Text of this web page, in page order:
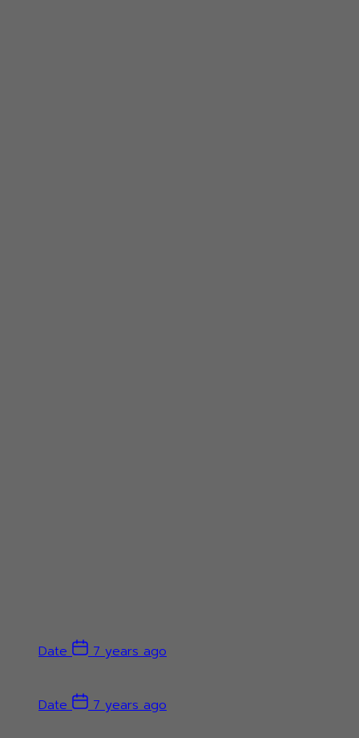
Date 7 years ago
Date 7 years ago